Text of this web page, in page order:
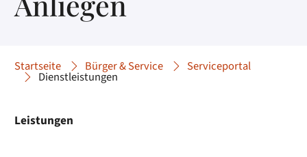
Startseite Bürger & Service Serviceportal
Dienstleistungen
Leistungen